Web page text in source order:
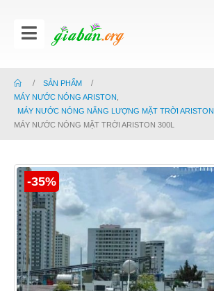
SẢN PHẨM
MÁY NƯỚC NÓNG ARISTON
MÁY NƯỚC NÓNG NĂNG LƯỢNG MẶT TRỜI ARISTON
MÁY NƯỚC NÓNG MẶT TRỜI ARISTON 300L
-35%